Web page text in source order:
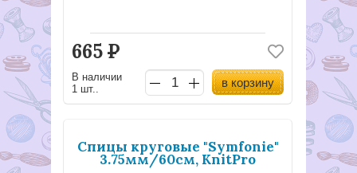
665Р
В наличии
1 шт..
в корзину
Спицы круговые "Symfonie"
3.75мм/60см, KnitPro